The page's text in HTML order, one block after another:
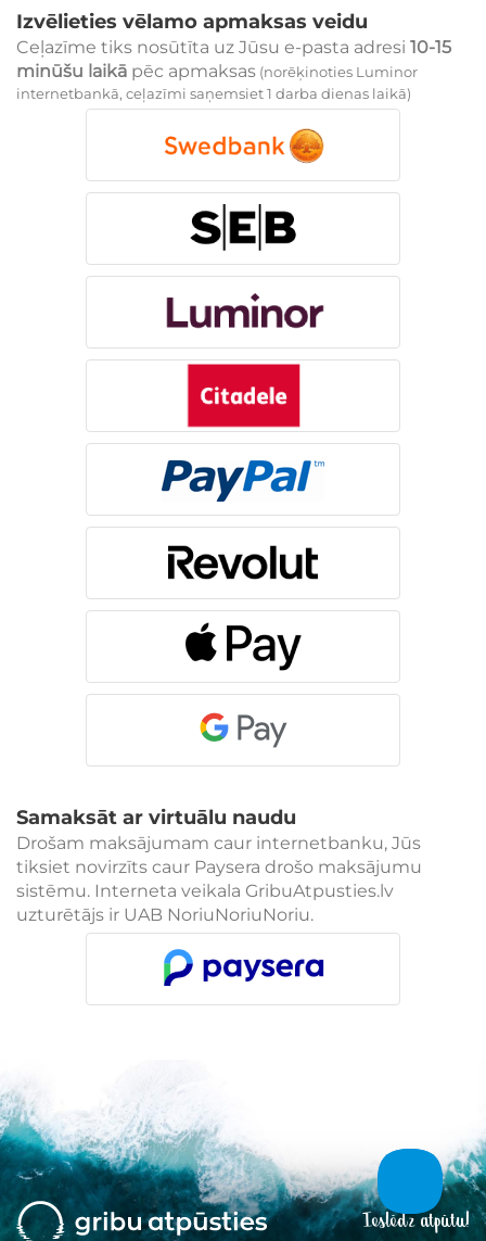
Izvēlieties vēlamo apmaksas veidu
Ceļazīme tiks nosūtīta uz Jūsu e-pasta adresi 10-15
minūšu laikā pēc apmaksas (norēķinoties Luminor
internetbankā, ceļazīmi saņemsiet 1 darba dienas laikā)
Samaksāt ar virtuālu naudu
Drošam maksājumam caur internetbanku, Jūs
tiksiet novirzīts caur Paysera drošo maksājumu
sistēmu. Interneta veikala GribuAtpusties.lv
uzturētājs ir UAB NoriuNoriuNoriu.
Ieslēdz atpūtu!